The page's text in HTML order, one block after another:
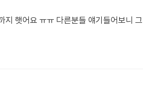
햇어요 ㅠㅠ 다른분들 얘기들어보니 그